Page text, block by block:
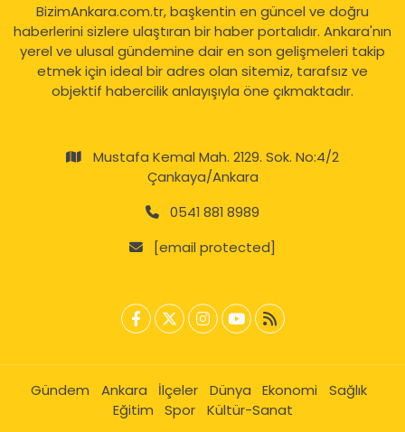
BizimAnkara.com.tr, başkentin en güncel ve doğru
haberlerini sizlere ulaştıran bir haber portalıdır. Ankara'nın
yerel ve ulusal gündemine dair en son gelişmeleri takip
etmek için ideal bir adres olan sitemiz, tarafsız ve
objektif habercilik anlayışıyla öne çıkmaktadır.
Mustafa Kemal Mah. 2129. Sok. No:4/2
Çankaya/Ankara
0541 881 8989
[email protected]
Gündem Ankara İlçeler Dünya Ekonomi
Sağlık
Eğitim
Spor Kültür-Sanat